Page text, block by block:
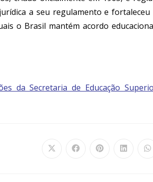
a seu regulamento e fortaleceu
o Brasil mantém acordo
da Secretaria de Educação